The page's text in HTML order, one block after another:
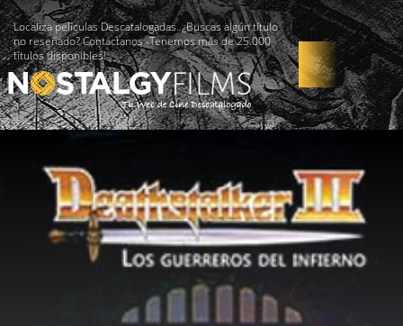
Localiza películas Descatalogadas. ¿Buscas algún título
no reseñado? Contáctanos -Tenemos más de 25.000
títulos disponibles!